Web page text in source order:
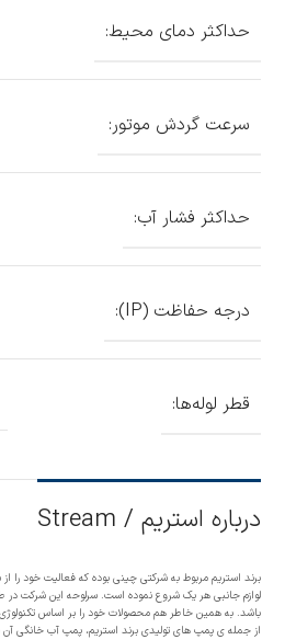
حداکثر دمای محیط:
سرعت گردش موتور:
حداکثر فشار آب:
درجه حفاظت (IP):
قطر لوله‌ها:
درباره استریم / Stream
لوازم جانبی هر یک شروع نموده است. سرلوحه این شرکت
باشد. به همین خاطر هم محصولات خود را بر اساس تکنولوژی
از جمله ی پمپ های تولیدی برند استریم، پمپ آب خانگی